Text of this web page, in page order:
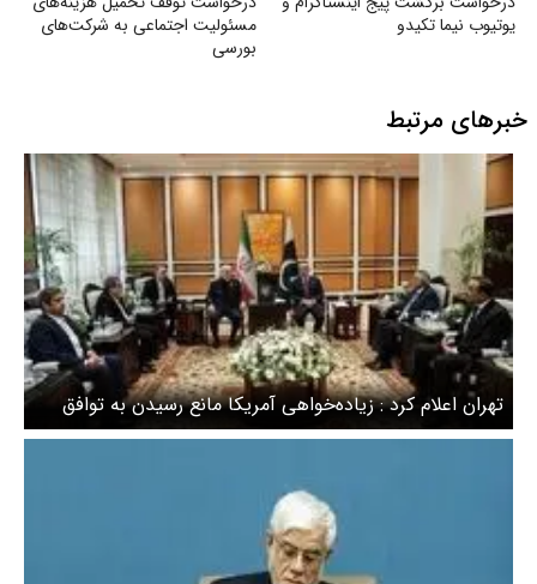
یوتیوب نیما تکیدو
مسئولیت اجتماعی به شرکت‌های
بورسی
خبرهای مرتبط
تهران اعلام کرد : زیاده‌خواهی آمریکا مانع رسیدن به توافق
شد